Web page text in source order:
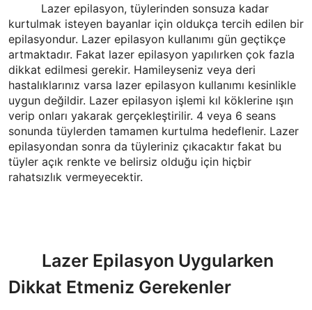
Lazer epilasyon, tüylerinden sonsuza kadar
kurtulmak isteyen bayanlar için oldukça tercih edilen bir
epilasyondur. Lazer epilasyon kullanımı gün geçtikçe
artmaktadır. Fakat lazer epilasyon yapılırken çok fazla
dikkat edilmesi gerekir. Hamileyseniz veya deri
hastalıklarınız varsa lazer epilasyon kullanımı kesinlikle
uygun değildir. Lazer epilasyon işlemi kıl köklerine ışın
verip onları yakarak gerçekleştirilir. 4 veya 6 seans
sonunda tüylerden tamamen kurtulma hedeflenir. Lazer
epilasyondan sonra da tüyleriniz çıkacaktır fakat bu
tüyler açık renkte ve belirsiz olduğu için hiçbir
rahatsızlık vermeyecektir.
Lazer Epilasyon Uygularken
Dikkat Etmeniz Gerekenler